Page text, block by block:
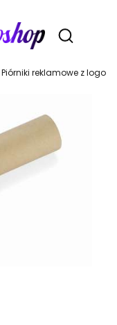
Otwórz
Piórniki reklamowe z logo